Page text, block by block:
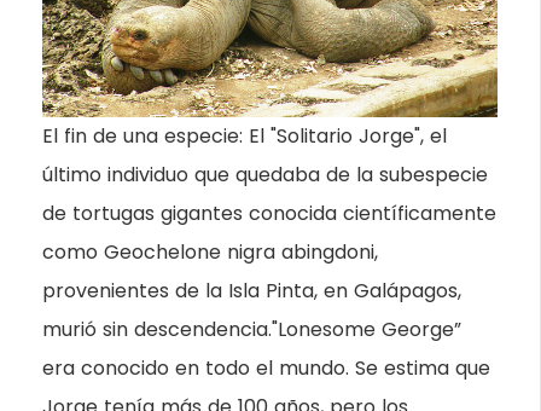
El fin de una especie: El "Solitario Jorge", el
último individuo que quedaba de la subespecie
de tortugas gigantes conocida científicamente
como Geochelone nigra abingdoni,
provenientes de la Isla Pinta, en Galápagos,
murió sin descendencia."Lonesome George”
era conocido en todo el mundo. Se estima que